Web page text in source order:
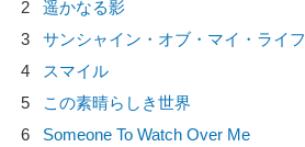
2
遥かなる影
3
サンシャイン・オブ・マイ・ライフ
4
スマイル
5
この素晴らしき世界
6
Someone To Watch Over Me